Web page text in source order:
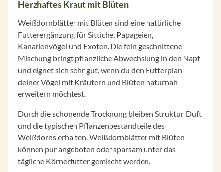
Herzhaftes Kraut mit Blüten
Weißdornblätter mit Blüten sind eine natürliche
Futterergänzung für Sittiche, Papageien,
Kanarienvögel und Exoten. Die fein geschnittene
Mischung bringt pflanzliche Abwechslung in den Napf
und eignet sich sehr gut, wenn du den Futterplan
deiner Vögel mit Kräutern und Blüten naturnah
erweitern möchtest.
Durch die schonende Trocknung bleiben Struktur, Duft
und die typischen Pflanzenbestandteile des
Weißdorns erhalten. Weißdornblätter mit Blüten
können pur angeboten oder sparsam unter das
tägliche Körnerfutter gemischt werden.